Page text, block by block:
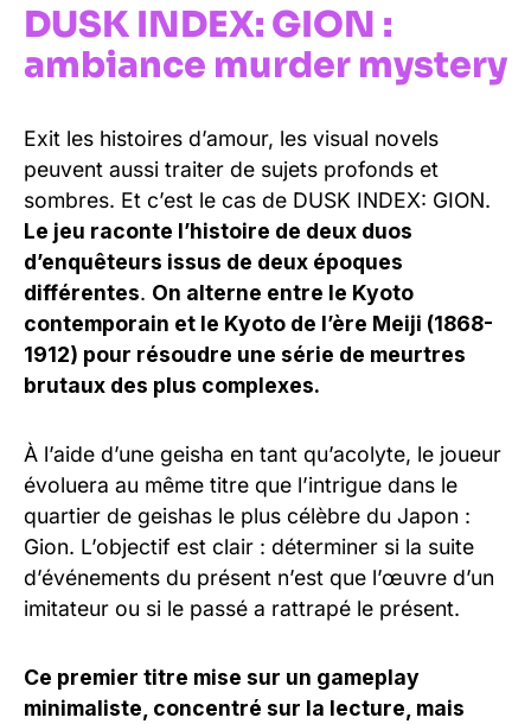
DUSK INDEX: GION :
ambiance murder mystery
Exit les histoires d’amour, les visual novels
peuvent aussi traiter de sujets profonds et
sombres. Et c’est le cas de DUSK INDEX: GION.
Le jeu raconte l’histoire de deux duos
d’enquêteurs issus de deux époques
différentes. On alterne entre le Kyoto
contemporain et le Kyoto de l’ère Meiji (1868-
1912) pour résoudre une série de meurtres
brutaux des plus complexes.
À l’aide d’une geisha en tant qu’acolyte, le joueur
évoluera au même titre que l’intrigue dans le
quartier de geishas le plus célèbre du Japon :
Gion. L’objectif est clair : déterminer si la suite
d’événements du présent n’est que l’œuvre d’un
imitateur ou si le passé a rattrapé le présent.
Ce premier titre mise sur un gameplay
minimaliste, concentré sur la lecture, mais